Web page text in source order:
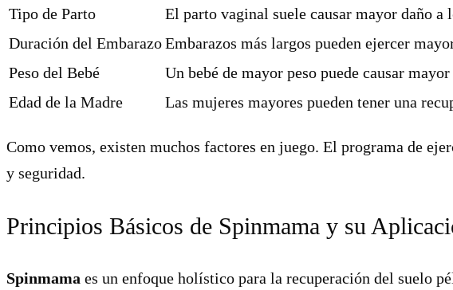
Tipo de Parto
El parto vaginal suele causar mayor daño a
Duración del EmbarazoEmbarazos más largos pueden ejercer
Peso del Bebé
Un bebé de mayor peso puede causar
Edad de la Madre
Las mujeres mayores pueden tener una
Como vemos, existen muchos factores en juego. El programa de
y seguridad.
Principios Básicos de Spinmama y su
Spinmama es un enfoque holístico para la recuperación del suelo